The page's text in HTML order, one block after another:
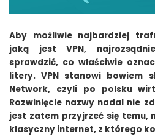
Aby możliwie najbardziej
jaką jest VPN,
sprawdzić, co właściwie
litery. VPN stanowi bowiem
Network, czyli po polsku
Rozwinięcie nazwy nadal nie
jest zatem przyjrzeć się temu,
klasyczny internet, z którego